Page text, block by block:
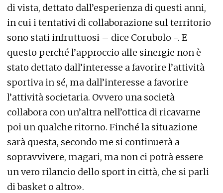
di vista, dettato dall’esperienza di questi anni,
in cui i tentativi di collaborazione sul territorio
sono stati infruttuosi – dice Corubolo -. E
questo perché l’approccio alle sinergie non è
stato dettato dall’interesse a favorire l’attività
sportiva in sé, ma dall’interesse a favorire
l’attività societaria. Ovvero una società
collabora con un’altra nell’ottica di ricavarne
poi un qualche ritorno. Finché la situazione
sarà questa, secondo me si continuerà a
sopravvivere, magari, ma non ci potrà essere
un vero rilancio dello sport in città, che si parli
di basket o altro».